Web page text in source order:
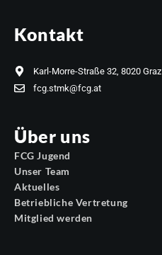
Kontakt
Karl-Morre-Straße 32, 8020 Graz
fcg.stmk@fcg.at
Über uns
FCG Jugend
Unser Team
Aktuelles
Betriebliche Vertretung
Mitglied werden